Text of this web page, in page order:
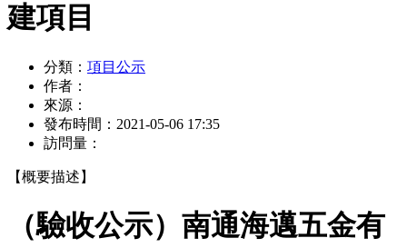
建項目
分類： 項目公示
作者：
來源：
發布時間： 2021-05-06 17:35
訪問量：
【概要描述】
（驗收公示）南通海邁五金有